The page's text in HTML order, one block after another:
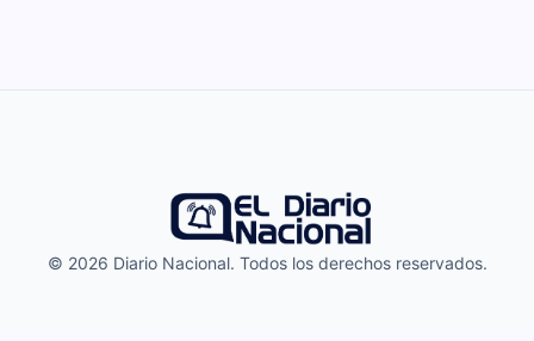
© 2026 Diario Nacional. Todos los derechos reservados.